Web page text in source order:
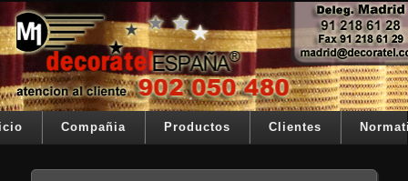
Ir al contenido principal
Ir al contenido secundario
Decoratel España
Su telon de teatro es nuestra razón de ser
Menú principalCompañia Productos Clientes